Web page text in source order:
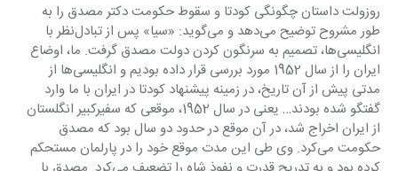
روزولت داستان چگونگی کودتا و سقوط حکومت دکتر مصدق را به
طور مشروح توضیح می‌دهد و ‏می‌گوید: «سیا» پس از تبادل‌نظر با
انگلیسی‌ها، تصمیم به سرنگون کردن دولت مصدق گرفت. ما، اوضاع
‏ایران را از سال 1952 مورد بررسی قرار داده بودیم و انگلیسی‌ها از
مدتی پیش از آن تاریخ، در زمینه ‏پیشنهاد کودتا در ایران با ما وارد
گفتگو شده بودند… یعنی در سال 1952، موقعی که سفیرکبیر انگلستان
از ‏ایران اخراج شد، در آن موقع در حدود دو سال بود که مصدق
حکومت می‌کرد. وی طی این مدت موقع ‏خود را در پارلمان مستحکم